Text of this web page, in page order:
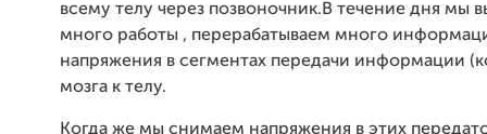
всему телу через позвоночник.В течение дня мы
много работы , перерабатываем много
напряжения в сегментах передачи информации
мозга к телу.
Когда же мы снимаем напряжения в этих